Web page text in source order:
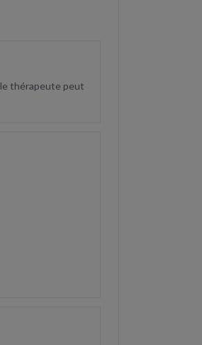
thérapeute peut